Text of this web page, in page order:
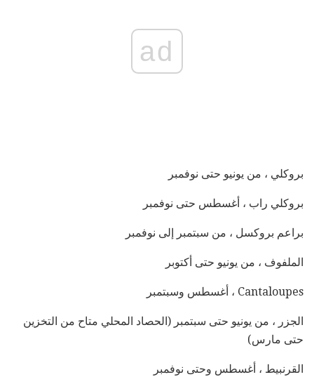
ad
بروكلي ، من يونيو حتى نوفمبر
بروكلي راب ، أغسطس حتى نوفمبر
براعم بروكسل ، من سبتمبر إلى نوفمبر
الملفوف ، من يونيو حتى أكتوبر
Cantaloupes ، أغسطس وسبتمبر
الجزر ، من يونيو حتى سبتمبر (الحصاد المحلي متاح من التخزين
حتى مارس)
القرنبيط ، أغسطس وحتى نوفمبر